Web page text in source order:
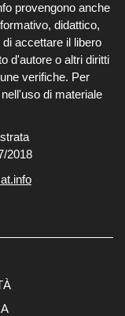
provengono anche
didattico,
accettare il libero
d'autore o altri diritti
verifiche. Per
di materiale
2018